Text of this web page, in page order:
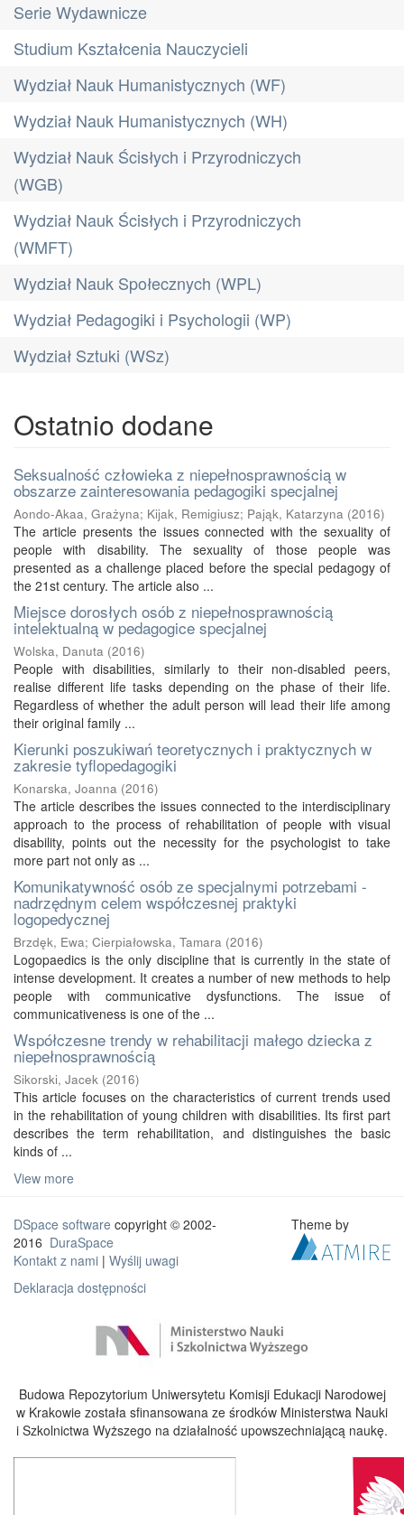
Serie Wydawnicze
Studium Kształcenia Nauczycieli
Wydział Nauk Humanistycznych (WF)
Wydział Nauk Humanistycznych (WH)
Wydział Nauk Ścisłych i Przyrodniczych
(WGB)
Wydział Nauk Ścisłych i Przyrodniczych
(WMFT)
Wydział Nauk Społecznych (WPL)
Wydział Pedagogiki i Psychologii (WP)
Wydział Sztuki (WSz)
Ostatnio dodane
Seksualność człowieka z niepełnosprawnością w
obszarze zainteresowania pedagogiki specjalnej
Aondo-Akaa, Grażyna; Kijak, Remigiusz; Pająk, Katarzyna (2016)
The article presents the issues connected with the sexuality of
people with disability. The sexuality of those people was
presented as a challenge placed before the special pedagogy of
the 21st century. The article also ...
Miejsce dorosłych osób z niepełnosprawnością
intelektualną w pedagogice specjalnej
Wolska, Danuta (2016)
People with disabilities, similarly to their non-disabled peers,
realise different life tasks depending on the phase of their life.
Regardless of whether the adult person will lead their life among
their original family ...
Kierunki poszukiwań teoretycznych i praktycznych w
zakresie tyflopedagogiki
Konarska, Joanna (2016)
The article describes the issues connected to the interdisciplinary
approach to the process of rehabilitation of people with visual
disability, points out the necessity for the psychologist to take
more part not only as ...
Komunikatywność osób ze specjalnymi potrzebami -
nadrzędnym celem współczesnej praktyki
logopedycznej
Brzdęk, Ewa; Cierpiałowska, Tamara (2016)
Logopaedics is the only discipline that is currently in the state of
intense development. It creates a number of new methods to help
people with communicative dysfunctions. The issue of
communicativeness is one of the ...
Współczesne trendy w rehabilitacji małego dziecka z
niepełnosprawnością
Sikorski, Jacek (2016)
This article focuses on the characteristics of current trends used
in the rehabilitation of young children with disabilities. Its first part
describes the term rehabilitation, and distinguishes the basic
kinds of ...
View more
DSpace software copyright © 2002-
2016 DuraSpace
Kontakt z nami | Wyślij uwagi
Deklaracja dostępności
Theme by
Budowa Repozytorium Uniwersytetu Komisji Edukacji Narodowej
w Krakowie została sfinansowana ze środków Ministerstwa Nauki
i Szkolnictwa Wyższego na działalność upowszechniającą naukę.